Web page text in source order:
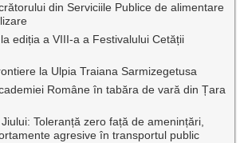
din Serviciile Publice de alimentare
la ediția a VIII-a a Festivalului Cetății
la Ulpia Traiana Sarmizegetusa
Române în tabăra de vară din Țara
Toleranță zero față de amenințări,
agresive în transportul public